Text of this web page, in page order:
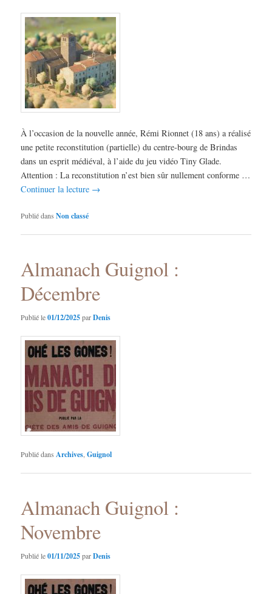
À l’occasion de la nouvelle année, Rémi Rionnet (18 ans) a réalisé
une petite reconstitution (partielle) du centre-bourg de Brindas
dans un esprit médiéval, à l’aide du jeu vidéo Tiny Glade.
Attention : La reconstitution n’est bien sûr nullement conforme …
Continuer la lecture →
Publié dans Non classé
Almanach Guignol :
Décembre
Publié le01/12/2025parDenis
Publié dans Archives ,Guignol
Almanach Guignol :
Novembre
Publié le01/11/2025parDenis